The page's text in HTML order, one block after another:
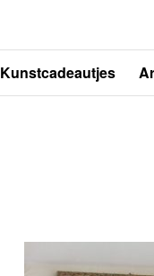
Kunstcadeautjes